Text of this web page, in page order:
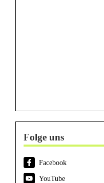
Folge uns
Facebook
YouTube